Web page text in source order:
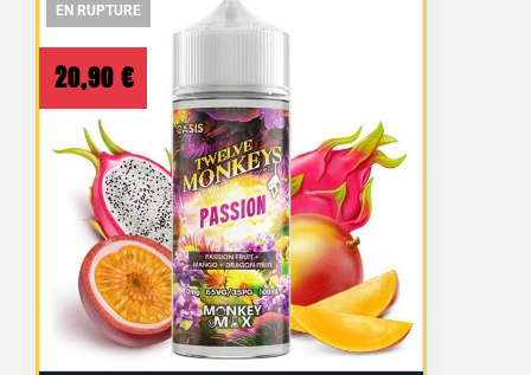
EN RUPTURE
EN RUPTURE
20,90 €
EN RUPTURE